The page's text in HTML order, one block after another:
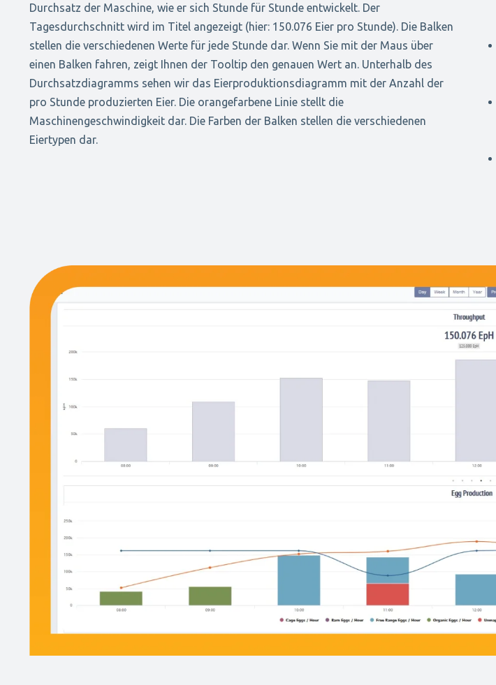
Durchsatz der Maschine, wie er sich Stunde für Stunde entwickelt. Der
Tagesdurchschnitt wird im Titel angezeigt (hier: 150.076 Eier pro Stunde). Die Balken
stellen die verschiedenen Werte für jede Stunde dar. Wenn Sie mit der Maus über
einen Balken fahren, zeigt Ihnen der Tooltip den genauen Wert an. Unterhalb des
Durchsatzdiagramms sehen wir das Eierproduktionsdiagramm mit der Anzahl der
pro Stunde produzierten Eier. Die orangefarbene Linie stellt die
Maschinengeschwindigkeit dar. Die Farben der Balken stellen die verschiedenen
Eiertypen dar.